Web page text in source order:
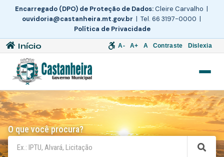
Encarregado (DPO) de Proteção de Dados:Cleire Carvalho |
ouvidoria@castanheira.mt.gov.br | Tel. 66 3197-0000 |
Política de Privacidade
Início A- A+ A Contraste Dislexia
O que você procura?